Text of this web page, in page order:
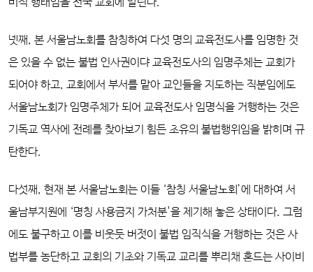
넷째, 본 서울남노회를 참칭하여 다섯 명의 교육전도사를 임명한 것
은 있을 수 없는 불법 인사권이댜 교육전도사의 임명주체는 교회가
되어야 하고, 교회에서 부서를 맡아 교인들을 지도하는 직분임에도
서울남노회가 임명주체가 되어 교육전도사 임명식을 거행하는 것은
기독교 역사에 전례를 찾아보기 힘든 초유의 불법행위임을 밝히며 규
탄한다.
다섯째, 현재 본 서울남노회는 이들 ‘참칭 서울남노회’에 대하여 서
울남부지원에 ‘명칭 사용금지 가처분'을 제기해 놓은 상태이다. 그럼
에도 불구하고 이를 비웃듯 버젓이 불법 임직식을 거행하는 것은 사
법부를 농단하고 교회의 기초와 기독교 교리를 뿌리채 혼드는 사이비